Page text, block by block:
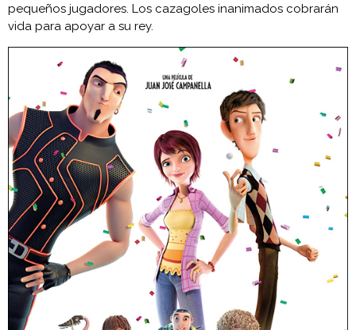
pequeños jugadores. Los cazagoles inanimados cobrarán
vida para apoyar a su rey.